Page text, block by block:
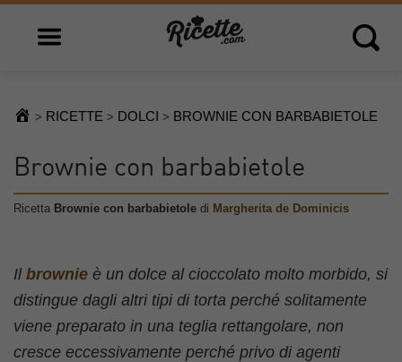
Open main menu Open
> RICETTE > DOLCI > BROWNIE CON BARBABIETOLE
Brownie con barbabietole
Ricetta Brownie con barbabietole di Margherita de Dominicis
Il brownie è un dolce al cioccolato molto morbido, si
distingue dagli altri tipi di torta perché solitamente
viene preparato in una teglia rettangolare, non
cresce eccessivamente perché privo di agenti